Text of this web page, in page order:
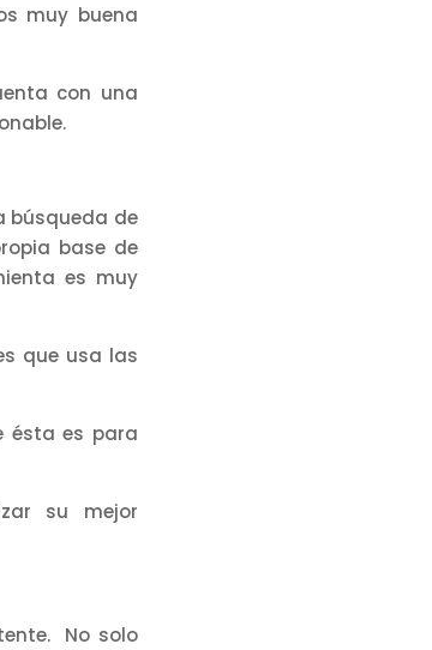
muy buena
con una
búsqueda de
base de
es muy
que usa las
ésta es para
su mejor
No solo